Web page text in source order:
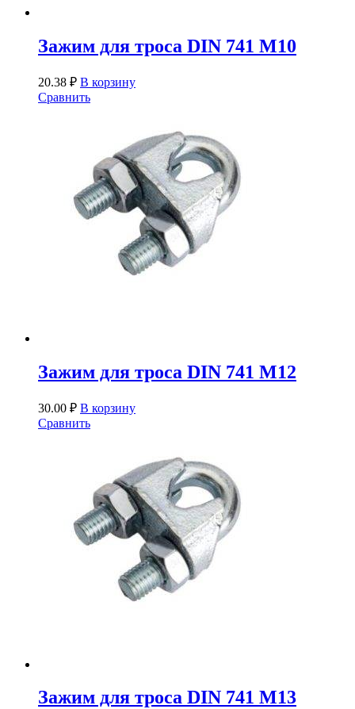
Зажим для троса DIN 741 М10
20.38 ₽ В корзину
Сравнить
Зажим для троса DIN 741 М12
30.00 ₽ В корзину
Сравнить
Зажим для троса DIN 741 М13